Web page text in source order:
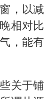
，以减
相对比
，能有
关于铺